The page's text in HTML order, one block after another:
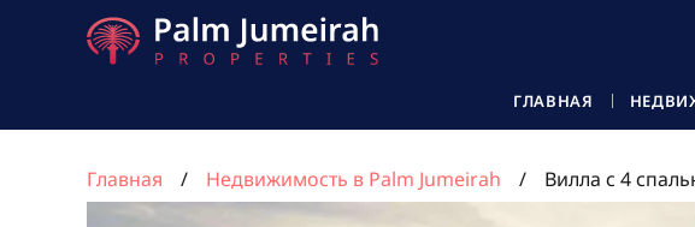
ГЛАВНАЯ
Главная Недвижимость в Palm Jumeirah Вилла с 4